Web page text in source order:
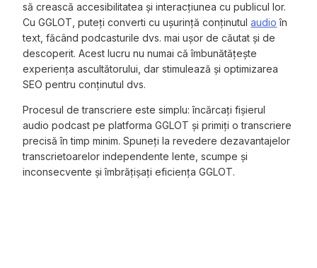
să crească accesibilitatea și interacțiunea cu publicul lor.
Cu GGLOT, puteți converti cu ușurință conținutulaudio în
text, făcând podcasturile dvs. mai ușor de căutat și de
descoperit. Acest lucru nu numai că îmbunătățește
experiența ascultătorului, dar stimulează și optimizarea
SEO pentru conținutul dvs.
Procesul de transcriere este simplu: încărcați fișierul
audio podcast pe platforma GGLOT și primiți o transcriere
precisă în timp minim. Spuneți la revedere dezavantajelor
transcrietoarelor independente lente, scumpe și
inconsecvente și îmbrățișați eficiența GGLOT.